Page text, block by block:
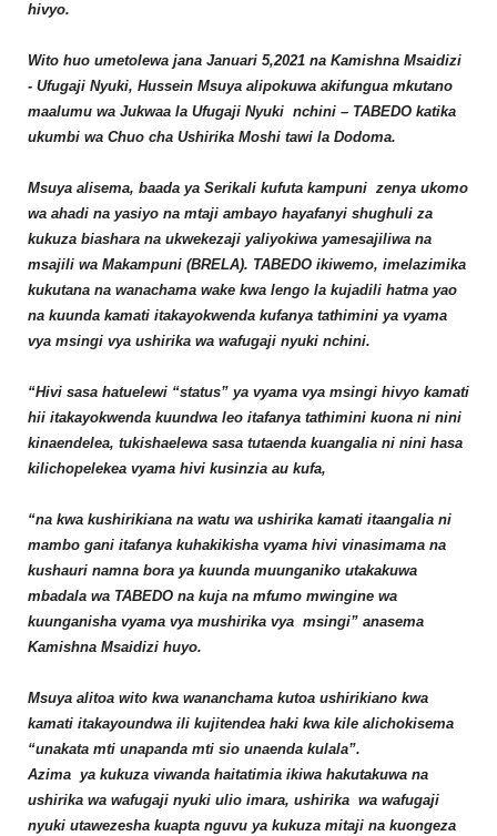
hivyo.
Wito huo umetolewa jana Januari 5,2021 na Kamishna Msaidizi
- Ufugaji Nyuki, Hussein Msuya alipokuwa akifungua mkutano
maalumu wa Jukwaa la Ufugaji Nyuki nchini – TABEDO katika
ukumbi wa Chuo cha Ushirika Moshi tawi la Dodoma.
Msuya alisema, baada ya Serikali kufuta kampuni zenya ukomo
wa ahadi na yasiyo na mtaji ambayo hayafanyi shughuli za
kukuza biashara na ukwekezaji yaliyokiwa yamesajiliwa na
msajili wa Makampuni (BRELA). TABEDO ikiwemo, imelazimika
kukutana na wanachama wake kwa lengo la kujadili hatma yao
na kuunda kamati itakayokwenda kufanya tathimini ya vyama
vya msingi vya ushirika wa wafugaji nyuki nchini.
“Hivi sasa hatuelewi “status” ya vyama vya msingi hivyo kamati
hii itakayokwenda kuundwa leo itafanya tathimini kuona ni nini
kinaendelea, tukishaelewa sasa tutaenda kuangalia ni nini hasa
kilichopelekea vyama hivi kusinzia au kufa,
“na kwa kushirikiana na watu wa ushirika kamati itaangalia ni
mambo gani itafanya kuhakikisha vyama hivi vinasimama na
kushauri namna bora ya kuunda muunganiko utakakuwa
mbadala wa TABEDO na kuja na mfumo mwingine wa
kuunganisha vyama vya mushirika vya msingi” anasema
Kamishna Msaidizi huyo.
Msuya alitoa wito kwa wananchama kutoa ushirikiano kwa
kamati itakayoundwa ili kujitendea haki kwa kile alichokisema
“unakata mti unapanda mti sio unaenda kulala”.
Azima ya kukuza viwanda haitatimia ikiwa hakutakuwa na
ushirika wa wafugaji nyuki ulio imara, ushirika wa wafugaji
nyuki utawezesha kuapta nguvu ya kukuza mitaji na kuongeza